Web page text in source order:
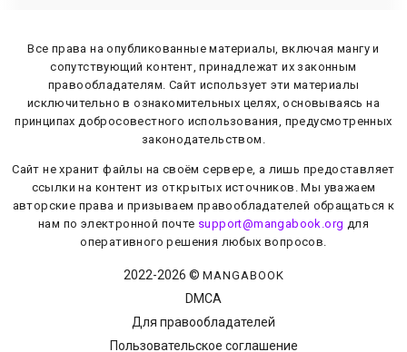
Все права на опубликованные материалы, включая мангу и
сопутствующий контент, принадлежат их законным
правообладателям. Сайт использует эти материалы
исключительно в ознакомительных целях, основываясь на
принципах добросовестного использования, предусмотренных
законодательством.
Сайт не хранит файлы на своём сервере, а лишь предоставляет
ссылки на контент из открытых источников. Мы уважаем
авторские права и призываем правообладателей обращаться к
нам по электронной почте support@mangabook.org для
оперативного решения любых вопросов.
2022-2026 © MANGABOOK
DMCA
Для правообладателей
Пользовательское соглашение